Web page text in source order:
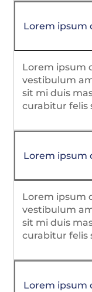
Lorem ipsum
Lorem ipsum
vestibulum
sit mi duis
curabitur felis
Lorem ipsum
Lorem ipsum
vestibulum
sit mi duis
curabitur felis
Lorem ipsum